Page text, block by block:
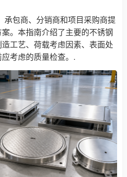
承包商、分销商和项目采购商提
。本指南介绍了主要的不锈钢
工艺、荷载考虑因素、表面处
考虑的质量检查。.